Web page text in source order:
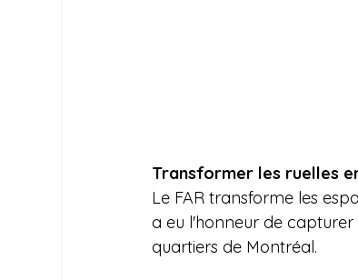
Transformer les ruelles
Le FAR transforme les
a eu l'honneur de
quartiers de Montréal.